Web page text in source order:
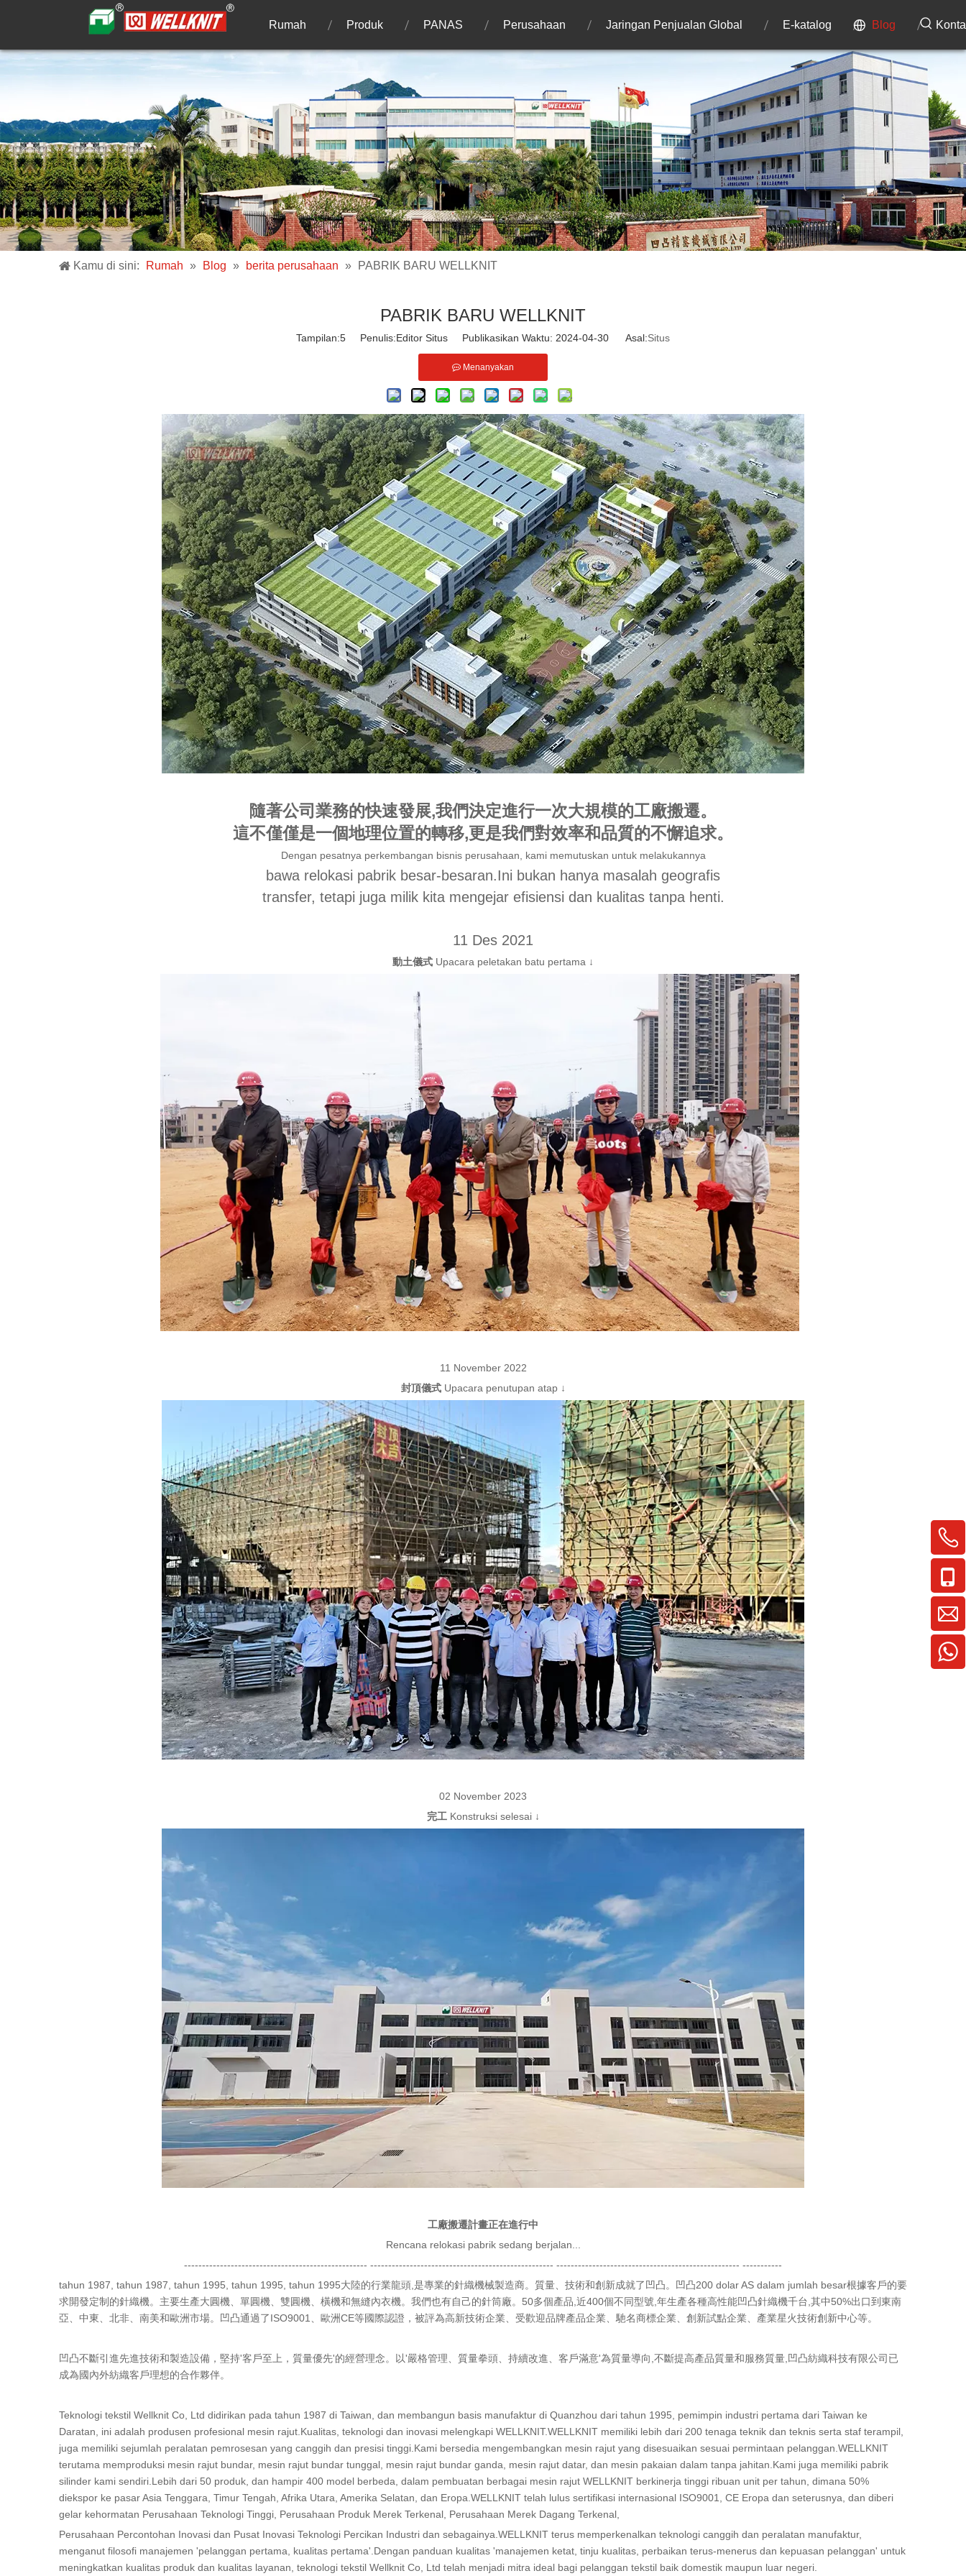
Rumah Produk PANAS Perusahaan Jaringan Penjualan Global E-katalog Blog
Kamu di sini: Rumah » Blog » berita perusahaan » PABRIK BARU WELLKNIT
PABRIK BARU WELLKNIT
Tampilan:5 Penulis:Editor Situs Publikasikan Waktu: 2024-04-30 Asal:Situs
Menanyakan
隨著公司業務的快速發展,我們決定進行一次大規模的工廠搬遷。
這不僅僅是一個地理位置的轉移,更是我們對效率和品質的不懈追求。
Dengan pesatnya perkembangan bisnis perusahaan, kami memutuskan untuk melakukannya
bawa relokasi pabrik besar-besaran.Ini bukan hanya masalah geografis
transfer, tetapi juga milik kita mengejar efisiensi dan kualitas tanpa henti.
11 Des 2021
動土儀式 Upacara peletakan batu pertama ↓
11 November 2022
封頂儀式Upacara penutupan atap ↓
02 November 2023
完工Konstruksi selesai↓
工廠搬遷計畫正在進行中
Rencana relokasi pabrik sedang berjalan...
--------------------------------------------------- --------------------------------------------------- --------------------------------------------------- -----------
tahun 1987, tahun 1987, tahun 1995, tahun 1995, tahun 1995大陸的行業龍頭,是專業的針織機械製造商。質量、技術和創新成就了凹凸。凹凸200 dolar AS dalam jumlah besar根據客戶的要
求開發定制的針織機。主要生產大圓機、單圓機、雙圓機、橫機和無縫內衣機。我們也有自己的針筒廠。50多個產品,近400個不同型號,年生產各種高性能凹凸針織機千台,其中50%出口到東南
亞、中東、北非、南美和歐洲市場。凹凸通過了ISO9001、歐洲CE等國際認證，被評為高新技術企業、受歡迎品牌產品企業、馳名商標企業、創新試點企業、產業星火技術創新中心等。
凹凸不斷引進先進技術和製造設備，堅持'客戶至上，質量優先'的經營理念。以'嚴格管理、質量拳頭、持續改進、客戶滿意'為質量導向,不斷提高產品質量和服務質量,凹凸紡織科技有限公司已
成為國內外紡織客戶理想的合作夥伴。
Teknologi tekstil Wellknit Co, Ltd didirikan pada tahun 1987 di Taiwan, dan membangun basis manufaktur di Quanzhou dari tahun 1995, pemimpin industri pertama dari Taiwan ke
Daratan, ini adalah produsen profesional mesin rajut.Kualitas, teknologi dan inovasi melengkapi WELLKNIT.WELLKNIT memiliki lebih dari 200 tenaga teknik dan teknis serta staf terampil,
juga memiliki sejumlah peralatan pemrosesan yang canggih dan presisi tinggi.Kami bersedia mengembangkan mesin rajut yang disesuaikan sesuai permintaan pelanggan.WELLKNIT
terutama memproduksi mesin rajut bundar, mesin rajut bundar tunggal, mesin rajut bundar ganda, mesin rajut datar, dan mesin pakaian dalam tanpa jahitan.Kami juga memiliki pabrik
silinder kami sendiri.Lebih dari 50 produk, dan hampir 400 model berbeda, dalam pembuatan berbagai mesin rajut WELLKNIT berkinerja tinggi ribuan unit per tahun, dimana 50%
diekspor ke pasar Asia Tenggara, Timur Tengah, Afrika Utara, Amerika Selatan, dan Eropa.WELLKNIT telah lulus sertifikasi internasional ISO9001, CE Eropa dan seterusnya, dan diberi
gelar kehormatan Perusahaan Teknologi Tinggi, Perusahaan Produk Merek Terkenal, Perusahaan Merek Dagang Terkenal,
Perusahaan Percontohan Inovasi dan Pusat Inovasi Teknologi Percikan Industri dan sebagainya.WELLKNIT terus memperkenalkan teknologi canggih dan peralatan manufaktur,
menganut filosofi manajemen 'pelanggan pertama, kualitas pertama'.Dengan panduan kualitas 'manajemen ketat, tinju kualitas, perbaikan terus-menerus dan kepuasan pelanggan' untuk
meningkatkan kualitas produk dan kualitas layanan, teknologi tekstil Wellknit Co, Ltd telah menjadi mitra ideal bagi pelanggan tekstil baik domestik maupun luar negeri.